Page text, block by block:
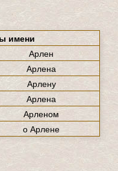
имени
Арлен
Арлена
Арлену
Арлена
Арленом
о Арлене